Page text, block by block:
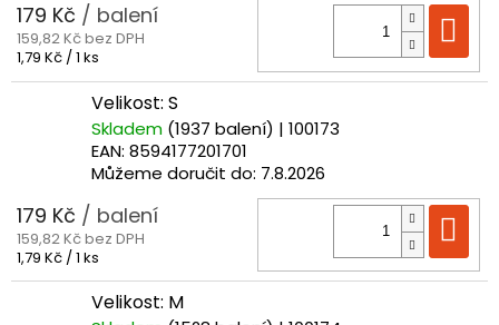
179 Kč / balení
159,82 Kč bez DPH
Měrná
1,79 Kč / 1 ks
Velikost: S
Skladem (1937 balení) | 100173
EAN: 8594177201701
Můžeme doručit do: 7.8.2026
179 Kč / balení
159,82 Kč bez DPH
Měrná
cena:
1,79 Kč / 1 ks
Velikost: M